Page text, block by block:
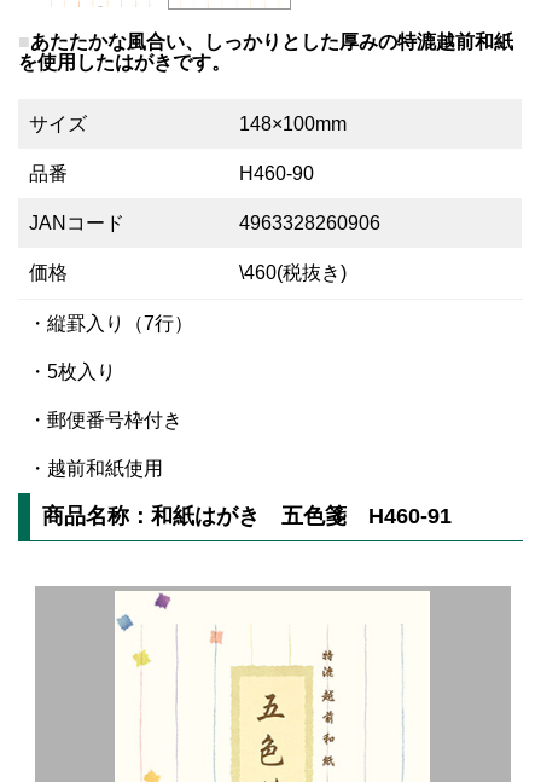
あたたかな風合い、しっかりとした厚みの特漉越前和紙
を使用したはがきです。
サイズ 148×100mm
品番 H460-90
JANコード 4963328260906
価格 \460(税抜き)
・縦罫入り（7行）
・5枚入り
・郵便番号枠付き
・越前和紙使用
商品名称：和紙はがき 五色箋 H460-91